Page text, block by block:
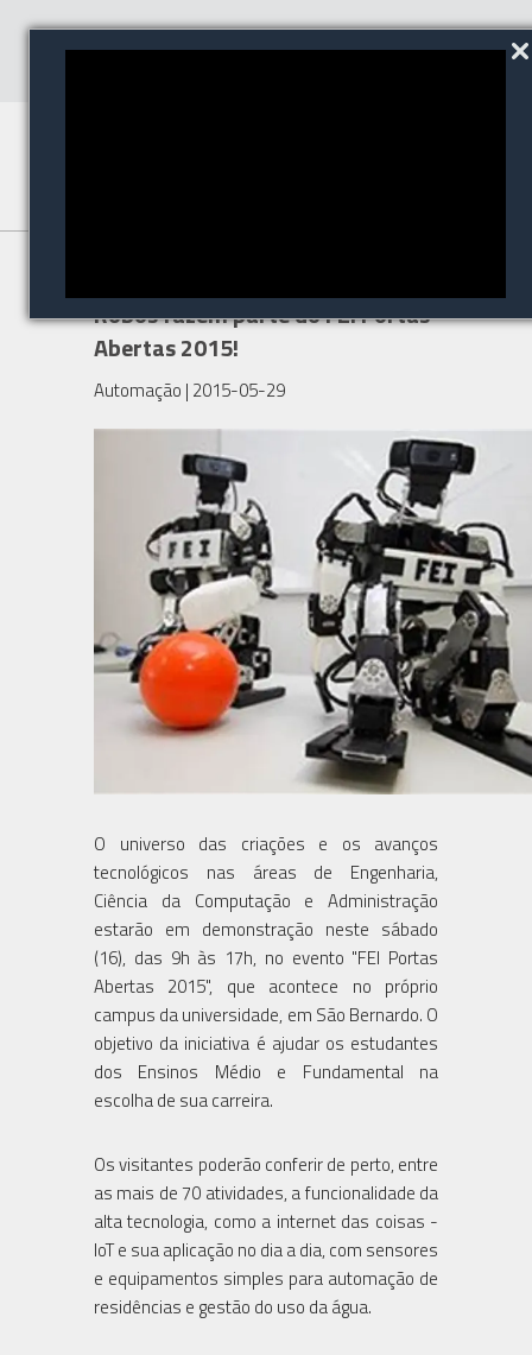
Robôs fazem parte do FEI Portas
Abertas 2015!
Automação | 2015-05-29
O universo das criações e os avanços
tecnológicos nas áreas de Engenharia,
Ciência da Computação e Administração
estarão em demonstração neste sábado
(16), das 9h às 17h, no evento "FEI Portas
Abertas 2015", que acontece no próprio
campus da universidade, em São Bernardo. O
objetivo da iniciativa é ajudar os estudantes
dos Ensinos Médio e Fundamental na
escolha de sua carreira.
Os visitantes poderão conferir de perto, entre
as mais de 70 atividades, a funcionalidade da
alta tecnologia, como a internet das coisas -
IoT e sua aplicação no dia a dia, com sensores
e equipamentos simples para automação de
residências e gestão do uso da água.